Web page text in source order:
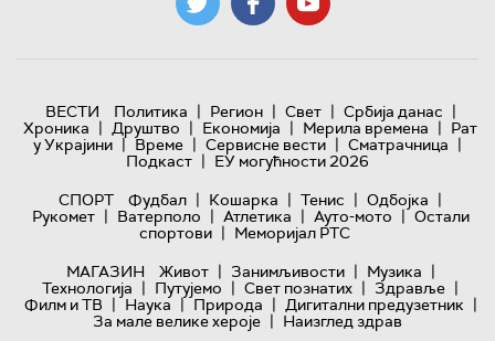
ВЕСТИ Политика | Регион | Свет | Србија данас |
Хроника | Друштво | Економија | Мерила времена | Рат
у Украјини | Време | Сервисне вести | Сматрачница |
Подкаст | ЕУ могућности 2026
СПОРТ
Фудбал | Кошарка | Тенис | Одбојка |
Рукомет | Ватерполо | Атлетика | Ауто-мото | Остали
спортови | Меморијал РТС
МАГАЗИН
Живот | Занимљивости | Музика |
Технологијa | Путујемо | Свет познатих | Здравље |
Филм и ТВ | Наука | Природа | Дигитални предузетник |
За мале велике хероје | Наизглед здрав